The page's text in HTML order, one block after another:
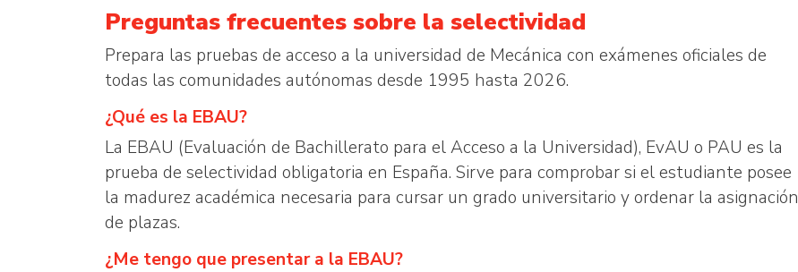
Preguntas frecuentes sobre la selectividad
Prepara las pruebas de acceso a la universidad de Mecánica con exámenes oficiales de
todas las comunidades autónomas desde 1995 hasta 2026.
¿Qué es la EBAU?
La EBAU (Evaluación de Bachillerato para el Acceso a la Universidad), EvAU o PAU es la
prueba de selectividad obligatoria en España. Sirve para comprobar si el estudiante posee
la madurez académica necesaria para cursar un grado universitario y ordenar la asignación
de plazas.
¿Me tengo que presentar a la EBAU?